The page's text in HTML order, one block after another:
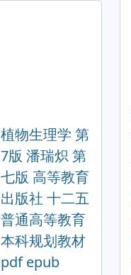
植物生理学 第
7版 潘瑞炽 第
七版 高等教育
出版社 十二五
普通高等教育
本科规划教材
pdf epub